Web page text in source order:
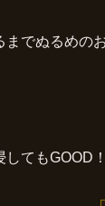
でぬるめの
てもGOOD！